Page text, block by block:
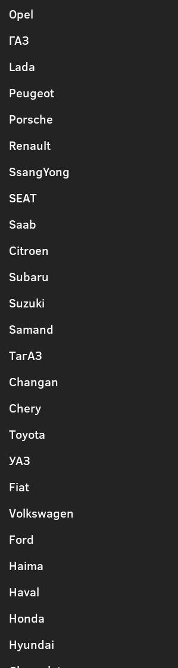
Opel
ГАЗ
Lada
Peugeot
Porsche
Renault
SsangYong
SEAT
Saab
Citroen
Subaru
Suzuki
Samand
ТагАЗ
Changan
Chery
Toyota
УАЗ
Fiat
Volkswagen
Ford
Haima
Haval
Honda
Hyundai